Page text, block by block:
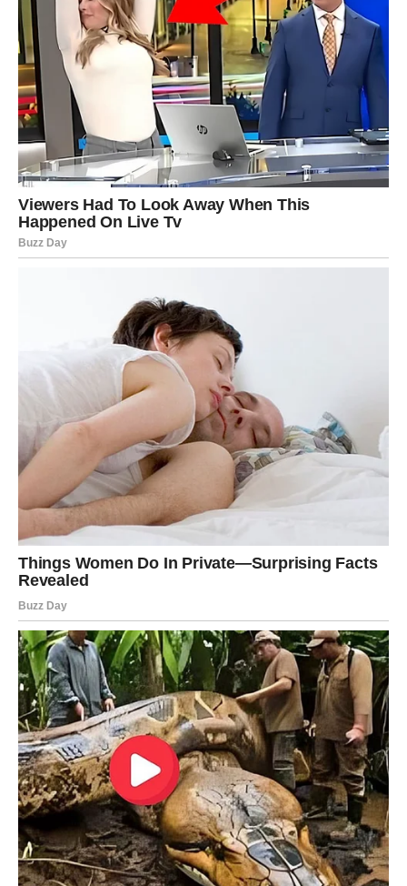
Rakovi konačno dobijaju ljubav i pažnju koju su dugo
pružali drugima.
Emotivna sreća postaje sve izraženija.
Šta vam sudbina vraća?
Iskrene emocije i toplinu.
Srce dobija ono što zaslužuje
Pred vama su predivni trenuci.
Vaš trud više neće ostati neprimijećen.
Dolazi period priznanja i uspjeha.
Šta vam sudbina vraća?
Poštovanje i finansijsku nagradu.
Vrijeme je da zablistate
Pred vama su veoma pozitivni dani.
DJEVICA
Jedna briga koja vas je dugo pratila konačno gubi svoju
snagu.
Pred vama je mnogo mirniji period.
Šta vam sudbina vraća?